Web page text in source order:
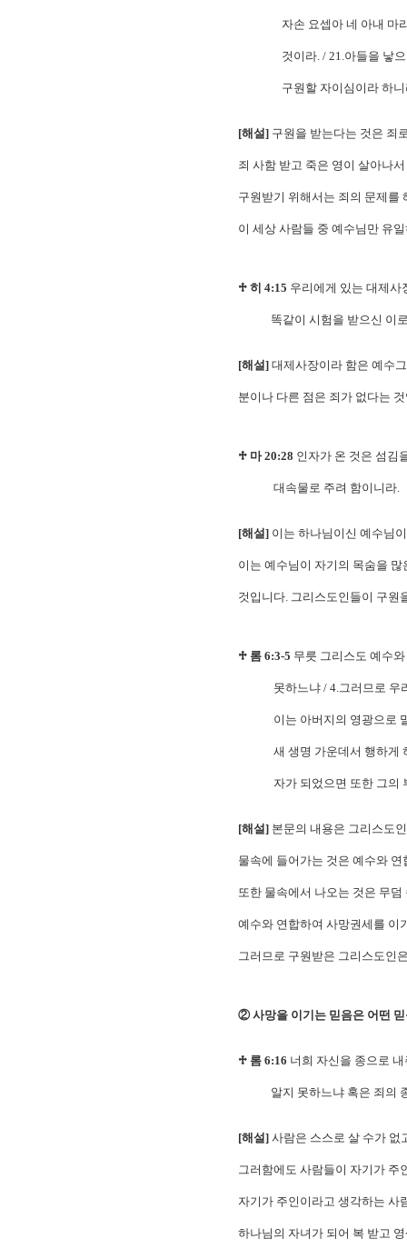
자손 요셉아 네 아내 마리아
것이라. / 21.아들을 낳으리
구원할 자이심이라 하니
[해설] 구원을 받는다는 것은 죄
죄 사함 받고 죽은 영이 살아나
구원받기 위해서는 죄의 문제를
이 세상 사람들 중 예수님만 유
♱ 히 4:15 우리에게 있는 대제사
똑같이 시험을 받으신 이로
[해설] 대제사장이라 함은 예수
분이나 다른 점은 죄가 없다는
♱ 마 20:28 인자가 온 것은 섬김
대속물로 주려 함이니라.
[해설] 이는 하나님이신 예수님
이는 예수님이 자기의 목숨을
것입니다. 그리스도인들이 구원
♱ 롬 6:3-5 무릇 그리스도 예수
못하느냐 / 4.그러므로 우리
이는 아버지의 영광으로 말
새 생명 가운데서 행하게 하
자가 되었으면 또한 그의 부
[해설] 본문의 내용은 그리스도
물속에 들어가는 것은 예수와
또한 물속에서 나오는 것은 무
예수와 연합하여 사망권세를 이
그러므로 구원받은 그리스도인
② 사망을 이기는 믿음은 어떤
♱ 롬 6:16 너희 자신을 종으로
알지 못하느냐 혹은 죄의 종
[해설] 사람은 스스로 살 수가 없
그러함에도 사람들이 자기가 주
자기가 주인이라고 생각하는 사
하나님의 자녀가 되어 복 받고